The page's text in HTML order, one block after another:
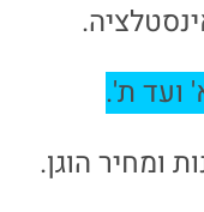
ועד ת'.
ומחיר הוגן.